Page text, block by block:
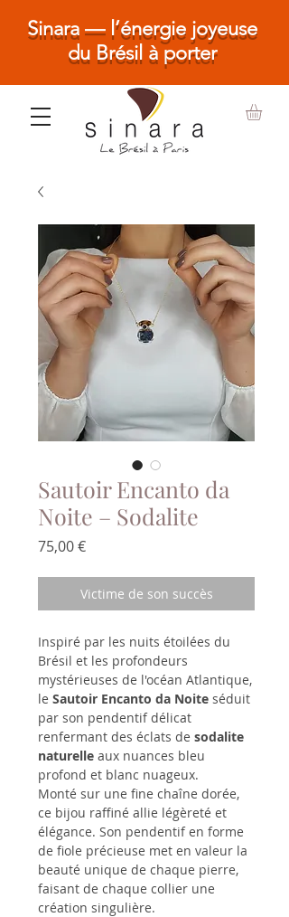
Sinara — l’énergie joyeuse
du Brésil à porter
Sautoir Encanto da
Noite – Sodalite
75,00 €Prix
Victime de son succès
Inspiré par les nuits étoilées du
Brésil et les profondeurs
mystérieuses de l'océan Atlantique,
le Sautoir Encanto da Noite séduit
par son pendentif délicat
renfermant des éclats de sodalite
naturelle aux nuances bleu
profond et blanc nuageux.
Monté sur une fine chaîne dorée,
ce bijou raffiné allie légèreté et
élégance. Son pendentif en forme
de fiole précieuse met en valeur la
beauté unique de chaque pierre,
faisant de chaque collier une
création singulière.